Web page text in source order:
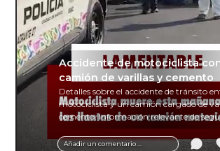
Añadir un comentario ...
Accidente de motociclista
camión de varillas y cemento
Detalles sobre el accidente de tránsito
motociclista y un camión cargado de
cemento. Información relevante de
vial y recomendaciones para